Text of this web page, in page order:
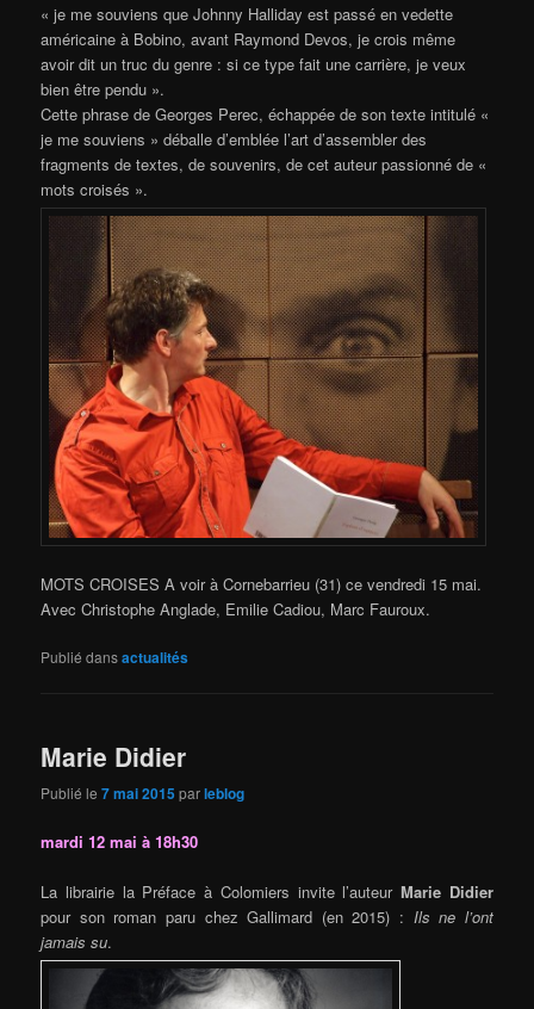
« je me souviens que Johnny Halliday est passé en vedette
américaine à Bobino, avant Raymond Devos, je crois même
avoir dit un truc du genre : si ce type fait une carrière, je veux
bien être pendu ».
Cette phrase de Georges Perec, échappée de son texte intitulé «
je me souviens » déballe d’emblée l’art d’assembler des
fragments de textes, de souvenirs, de cet auteur passionné de «
mots croisés ».
MOTS CROISES A voir à Cornebarrieu (31) ce vendredi 15 mai.
Avec Christophe Anglade, Emilie Cadiou, Marc Fauroux.
Publié dansactualités
Marie Didier
Publié le7 mai 2015 parleblog
mardi 12 mai à 18h30
La librairie la Préface à Colomiers invite l’auteurMarie Didier
pour son roman paru chez Gallimard (en 2015) : Ils ne l’ont
jamais su.